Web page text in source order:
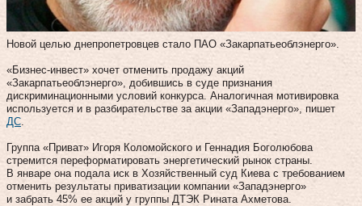
Новой целью днепропетровцев стало ПАО «Закарпатьеоблэнерго».
«Бизнес-инвест» хочет отменить продажу акций
«Закарпатьеоблэнерго», добившись в суде признания
дискриминационными условий конкурса. Аналогичная мотивировка
используется и в разбирательстве за акции «Западэнерго», пишет
ДС
Группа «Приват» Игоря Коломойского и Геннадия Боголюбова
стремится переформатировать энергетический рынок страны.
В январе она подала иск в Хозяйственный суд Киева с требованием
отменить результаты приватизации компании «Западэнерго»
и забрать 45% ее акций у группы ДТЭК Рината Ахметова.